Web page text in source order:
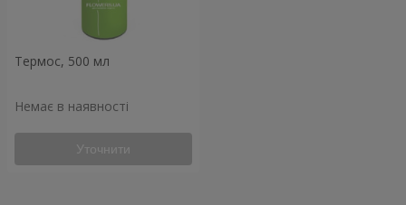
Термос, 500 мл
Немає в наявності
Уточнити